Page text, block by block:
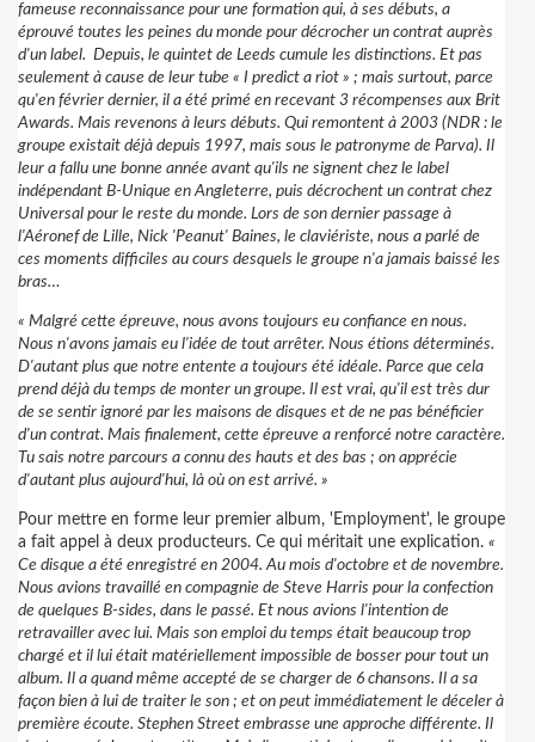
fameuse reconnaissance pour une formation qui, à ses débuts, a
éprouvé toutes les peines du monde pour décrocher un contrat auprès
d'un label. Depuis, le quintet de Leeds cumule les distinctions. Et pas
seulement à cause de leur tube « I predict a riot » ; mais surtout, parce
qu'en février dernier, il a été primé en recevant 3 récompenses aux Brit
Awards. Mais revenons à leurs débuts. Qui remontent à 2003 (NDR : le
groupe existait déjà depuis 1997, mais sous le patronyme de Parva). Il
leur a fallu une bonne année avant qu'ils ne signent chez le label
indépendant B-Unique en Angleterre, puis décrochent un contrat chez
Universal pour le reste du monde. Lors de son dernier passage à
l'Aéronef de Lille, Nick 'Peanut' Baines, le claviériste, nous a parlé de
ces moments difficiles au cours desquels le groupe n'a jamais baissé les
bras…
« Malgré cette épreuve, nous avons toujours eu confiance en nous.
Nous n'avons jamais eu l'idée de tout arrêter. Nous étions déterminés.
D'autant plus que notre entente a toujours été idéale. Parce que cela
prend déjà du temps de monter un groupe. Il est vrai, qu'il est très dur
de se sentir ignoré par les maisons de disques et de ne pas bénéficier
d'un contrat. Mais finalement, cette épreuve a renforcé notre caractère.
Tu sais notre parcours a connu des hauts et des bas ; on apprécie
d'autant plus aujourd'hui, là où on est arrivé. »
Pour mettre en forme leur premier album, 'Employment', le groupe
a fait appel à deux producteurs. Ce qui méritait une explication. «
Ce disque a été enregistré en 2004. Au mois d'octobre et de novembre.
Nous avions travaillé en compagnie de Steve Harris pour la confection
de quelques B-sides, dans le passé. Et nous avions l'intention de
retravailler avec lui. Mais son emploi du temps était beaucoup trop
chargé et il lui était matériellement impossible de bosser pour tout un
album. Il a quand même accepté de se charger de 6 chansons. Il a sa
façon bien à lui de traiter le son ; et on peut immédiatement le déceler à
première écoute. Stephen Street embrasse une approche différente. Il